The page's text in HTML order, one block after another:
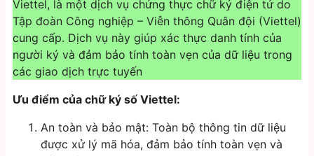
Viettel, là một dịch vụ chứng thực chữ ký điện tử do
Tập đoàn Công nghiệp – Viễn thông Quân đội (Viettel)
cung cấp. Dịch vụ này giúp xác thực danh tính của
người ký và đảm bảo tính toàn vẹn của dữ liệu trong
các giao dịch trực tuyến
Ưu điểm của chữ ký số Viettel:
An toàn và bảo mật: Toàn bộ thông tin dữ liệu
được xử lý mã hóa, đảm bảo tính toàn vẹn và